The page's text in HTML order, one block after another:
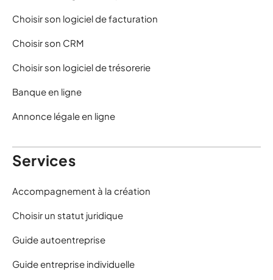
Choisir son logiciel de facturation
Choisir son CRM
Choisir son logiciel de trésorerie
Banque en ligne
Annonce légale en ligne
Services
Accompagnement à la création
Choisir un statut juridique
Guide autoentreprise
Guide entreprise individuelle